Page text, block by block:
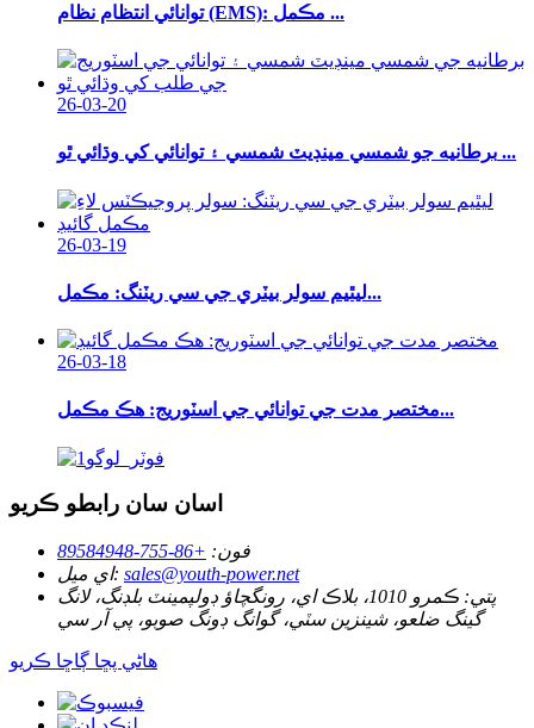
توانائي انتظام نظام (EMS): مڪمل ...
26-03-20
برطانيه جو شمسي مينڊيٽ شمسي ۽ توانائي کي وڌائي ٿو ...
26-03-19
ليٿيم سولر بيٽري جي سي ريٽنگ: مڪمل...
26-03-18
مختصر مدت جي توانائي جي اسٽوريج: هڪ مڪمل...
اسان سان رابطو ڪريو
فون: +86-755-89584948
اي ميل: sales@youth-power.net
پتي:
ڪمرو 1010، بلاڪ اي، رونگچاؤ ڊولپمينٽ بلڊنگ، لانگ
گينگ ضلعو، شينزين سٽي، گوانگ ڊونگ صوبو، پي آر سي
هاڻي پڇا ڳاڇا ڪريو